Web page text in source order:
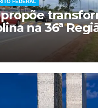
FEDERAL
na 36ª
do Distrito